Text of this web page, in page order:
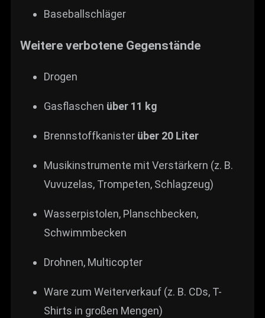
Baseballschläger
Weitere verbotene Gegenstände
Drogen
Gasflaschen über 11 kg
Brennstoffkanister über 20 Liter
Musikinstrumente mit Verstärkern (z. B.
Vuvuzelas, Trompeten, Schlagzeug)
Wasserpistolen, Planschbecken,
Schwimmbecken
Drohnen, Multicopter
Ware zum Weiterverkauf (z. B. CDs, T-
Shirts in großen Mengen)